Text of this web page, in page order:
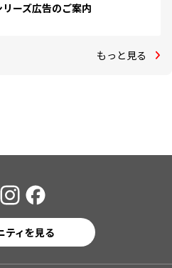
リーズ広告のご案内
もっと見る
ティを見る